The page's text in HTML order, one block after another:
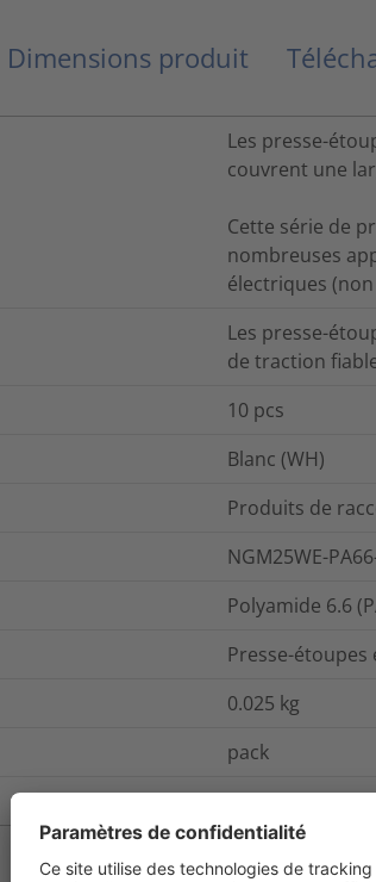
Dimensions produit
Les presse-
couvrent une
Cette série de
nombreuses
électriques
Les presse-
de traction
10 pcs
Blanc (WH)
Produits de
NGM25WE-
Polyamide 6.6
Presse-étoupes
0.025 kg
pack
NGM25WE